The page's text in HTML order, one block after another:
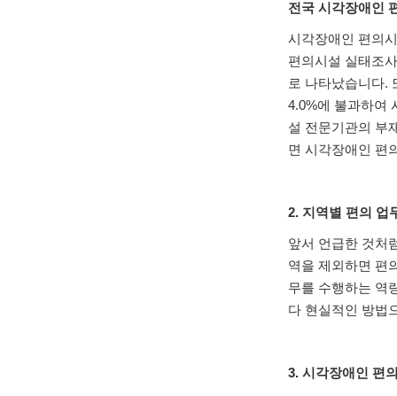
전국 시각장애인
시각장애인 편의
편의시설 실태조
로 나타났습니다.
4.0%에 불과하여
설 전문기관의 부
면 시각장애인 편
2. 지역별 편의 업
앞서 언급한 것처
역을 제외하면 편
무를 수행하는 역
다 현실적인 방법
3. 시각장애인 편